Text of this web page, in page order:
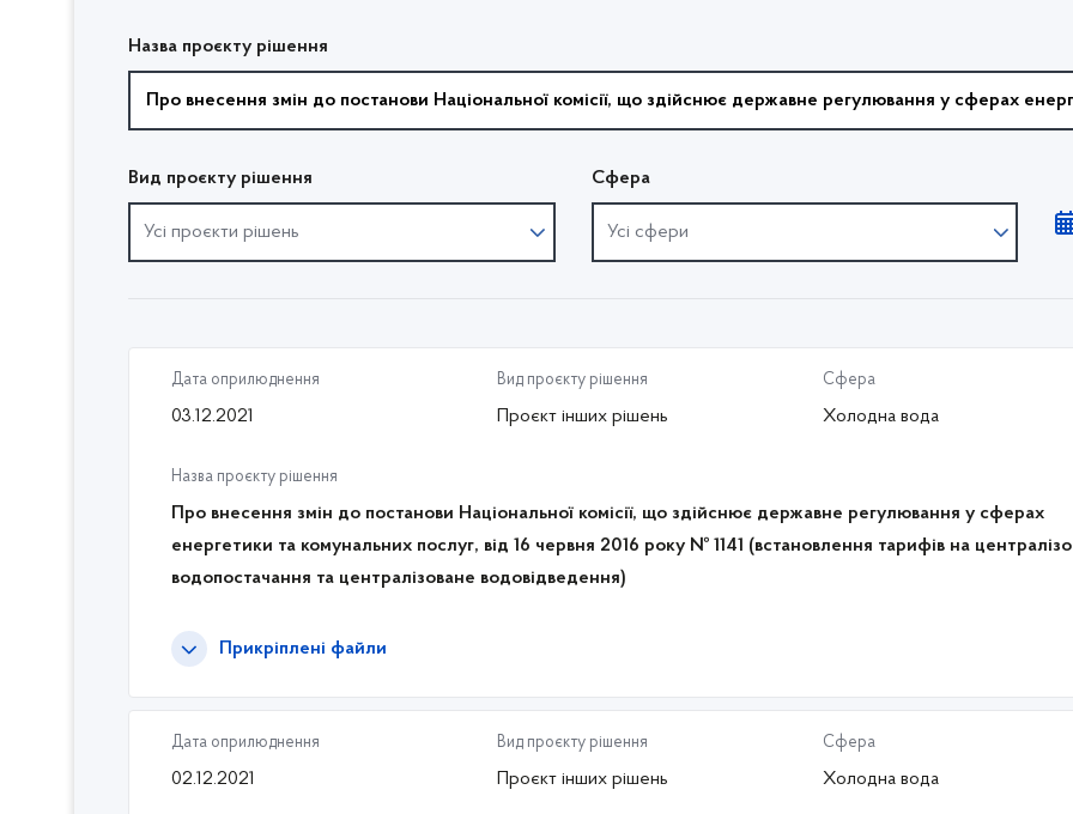
Назва проєкту рішення
Вид проєкту рішення
Усі проєкти рішень
Сфера
Усі сфери
Дата оприлюднення
03.12.2021
Вид проєкту рішення
Проєкт інших рішень
Сфера
Холодна вода
Назва проєкту рішення
Про внесення змін до постанови Національної комісії, що здійснює державне регулювання у сферах
енергетики та комунальних послуг, від 16 червня 2016 року № 1141 (встановлення тарифів на
водопостачання та централізоване водовідведення)
Прикріплені файли
Дата оприлюднення
02.12.2021
Вид проєкту рішення
Проєкт інших рішень
Сфера
Холодна вода